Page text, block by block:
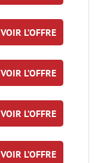
VOIR L’OFFRE
VOIR L’OFFRE
VOIR L’OFFRE
VOIR L’OFFRE